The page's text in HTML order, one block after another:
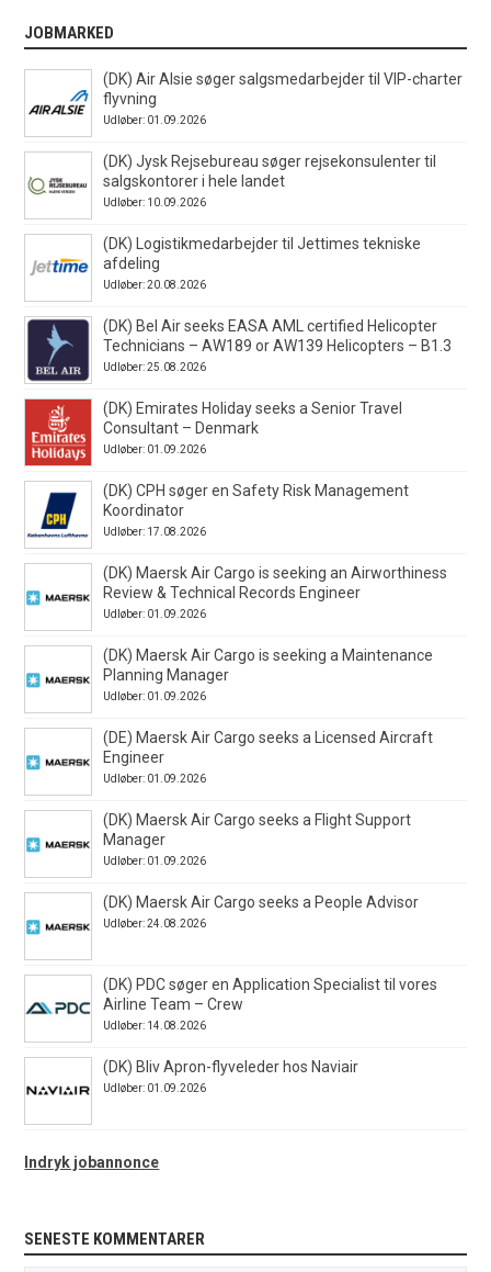
JOBMARKED
(DK) Air Alsie søger salgsmedarbejder til VIP-charter
flyvning
Udløber: 01.09.2026
(DK) Jysk Rejsebureau søger rejsekonsulenter til
salgskontorer i hele landet
Udløber: 10.09.2026
(DK) Logistikmedarbejder til Jettimes tekniske
afdeling
Udløber: 20.08.2026
(DK) Bel Air seeks EASA AML certified Helicopter
Technicians – AW189 or AW139 Helicopters – B1.3
Udløber: 25.08.2026
(DK) Emirates Holiday seeks a Senior Travel
Consultant – Denmark
Udløber: 01.09.2026
(DK) CPH søger en Safety Risk Management
Koordinator
Udløber: 17.08.2026
(DK) Maersk Air Cargo is seeking an Airworthiness
Review & Technical Records Engineer
Udløber: 01.09.2026
(DK) Maersk Air Cargo is seeking a Maintenance
Planning Manager
Udløber: 01.09.2026
(DE) Maersk Air Cargo seeks a Licensed Aircraft
Engineer
Udløber: 01.09.2026
(DK) Maersk Air Cargo seeks a Flight Support
Manager
Udløber: 01.09.2026
(DK) Maersk Air Cargo seeks a People Advisor
Udløber: 24.08.2026
(DK) PDC søger en Application Specialist til vores
Airline Team – Crew
Udløber: 14.08.2026
(DK) Bliv Apron-flyveleder hos Naviair
Udløber: 01.09.2026
Indryk jobannonce
SENESTE KOMMENTARER